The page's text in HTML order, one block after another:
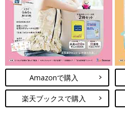
Amazonで購入
楽天ブックスで購入